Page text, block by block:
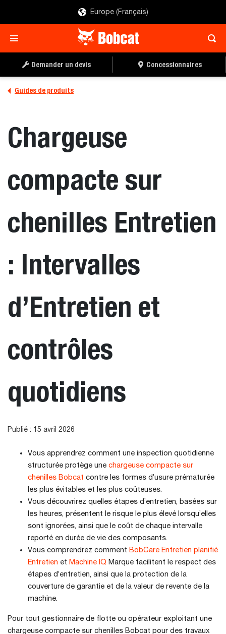
Europe (Français)
Demander un devis Concessionnaires
Guides de produits
Chargeuse
compacte sur
chenilles Entretien
: Intervalles
d’Entretien et
contrôles
quotidiens
Publié : 15 avril 2026
Vous apprendrez comment une inspection quotidienne
structurée protège une chargeuse compacte sur
chenilles Bobcat contre les formes d’usure prématurée
les plus évitables et les plus coûteuses.
Vous découvrirez quelles étapes d’entretien, basées sur
les heures, présentent le risque le plus élevé lorsqu’elles
sont ignorées, ainsi que le coût de chaque intervalle
reporté en durée de vie des composants.
Vous comprendrez comment BobCare Entretien planifié
Entretien et Machine IQ Marque facilitent le respect des
étapes d’entretien, ainsi que la protection de la
couverture de garantie et de la valeur de revente de la
machine.
Pour tout gestionnaire de flotte ou opérateur exploitant une
chargeuse compacte sur chenilles Bobcat pour des travaux